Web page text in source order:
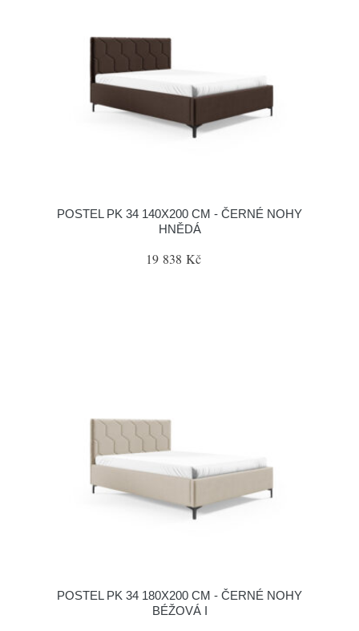
POSTEL PK 34 140X200 CM - ČERNÉ NOHY
HNĚDÁ
19 838 Kč
POSTEL PK 34 180X200 CM - ČERNÉ NOHY
BÉŽOVÁ I